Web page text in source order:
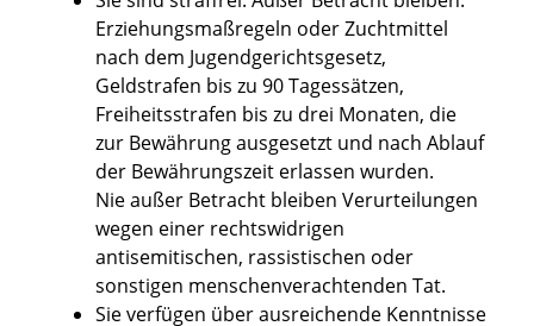
Erziehungsmaßregeln oder Zuchtmittel
nach dem Jugendgerichtsgesetz,
Geldstrafen bis zu 90 Tagessätzen,
Freiheitsstrafen bis zu drei Monaten, die
zur Bewährung ausgesetzt und nach Ablauf
der Bewährungszeit erlassen wurden.
Nie außer Betracht bleiben Verurteilungen
wegen einer rechtswidrigen
antisemitischen, rassistischen oder
sonstigen menschenverachtenden Tat.
Sie verfügen über ausreichende Kenntnisse